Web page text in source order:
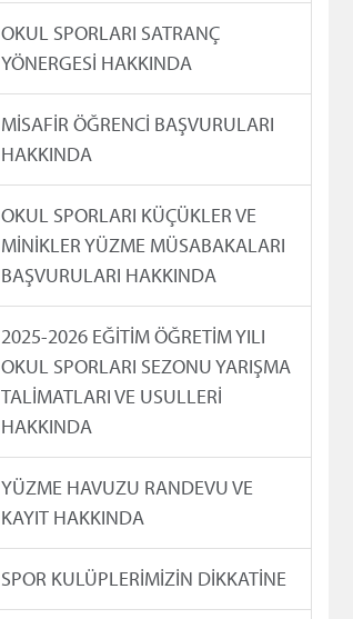
OKUL SPORLARI SATRANÇ
YÖNERGESİ HAKKINDA
MİSAFİR ÖĞRENCİ BAŞVURULARI
HAKKINDA
OKUL SPORLARI KÜÇÜKLER VE
MİNİKLER YÜZME MÜSABAKALARI
BAŞVURULARI HAKKINDA
2025-2026 EĞİTİM ÖĞRETİM YILI
OKUL SPORLARI SEZONU YARIŞMA
TALİMATLARI VE USULLERİ
HAKKINDA
YÜZME HAVUZU RANDEVU VE
KAYIT HAKKINDA
SPOR KULÜPLERİMİZİN DİKKATİNE